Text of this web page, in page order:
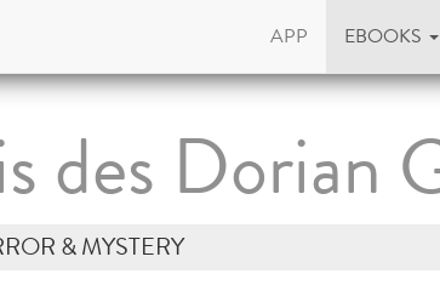
APP EBOOKS
des Dorian
& MYSTERY